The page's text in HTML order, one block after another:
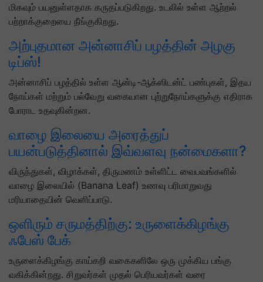
மிகவும் பயனுள்ளதாக கருதப்படுகிறது. உடலில் உள்ள ஆற்றல்
பற்றாக்குறையை நீங்குகிறது.
அற்புதமான அன்னாசிப் பழத்தின் அழகு
டிப்ஸ்!
அன்னாசிப் பழத்தில் உள்ள ஆன்டி-ஆக்ஸிடன்ட் பண்புகள், இதய
நோய்கள் மற்றும் பல்வேறு வகையான புற்றுநோய்களுக்கு எதிராக
போராட உதவுகின்றன.
வாழை இலையை அரைத்துப்
பயன்படுத்தினால் இவ்வளவு நன்மைகளா?
விருந்துகள், விழாக்கள், திருமணம் உள்ளிட்ட வைபவங்களில்
வாழை இலையில் (Banana Leaf) உணவு பரிமாறுவது
மரியாதையின் வெளிப்பாடு.
ஒளிரும் சருமத்திற்கு: உருளைக்கிழங்கு
ஃபேஸ் பேக்
உருளைக்கிழங்கு காய்கறி வகைகளிலே ஒரு முக்கிய பங்கு
வகிக்கின்றது. சிறுவர்கள் முதல் பெரியவர்கள் வரை